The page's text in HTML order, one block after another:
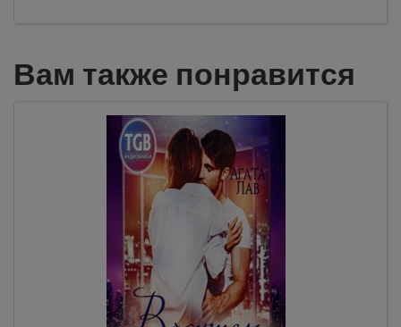
Вам также понравится